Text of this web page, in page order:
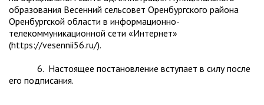
образования Весенний сельсовет Оренбургского района
Оренбургской области в информационно-
телекоммуникационной сети «Интернет»
(https://vesennii56.ru/).
6. Настоящее постановление вступает в силу после
его подписания.